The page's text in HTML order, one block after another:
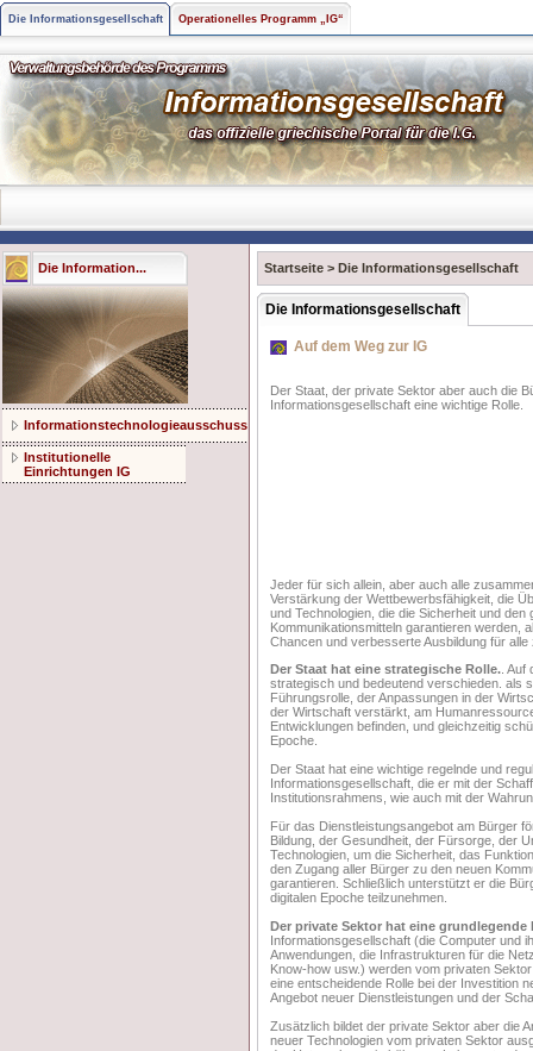
Die Informationsgesellschaft Operationelles Programm „IG“
Die Information...
Informationstechnologieausschuss
Institutionelle
Einrichtungen IG
Startseite > Die Informationsgesellschaft
Die Informationsgesellschaft
Auf dem Weg zur IG
Der Staat, der private Sektor aber auch die
Informationsgesellschaft eine wichtige Rolle.
Jeder für sich allein, aber auch alle
Verstärkung der Wettbewerbsfähigkeit, die
und Technologien, die die Sicherheit und
Kommunikationsmitteln garantieren werden,
Chancen und verbesserte Ausbildung für alle
Der Staat hat eine strategische Rolle. .
strategisch und bedeutend verschieden. als
Führungsrolle, der Anpassungen in der
der Wirtschaft verstärkt, am
Entwicklungen befinden, und gleichzeitig
Epoche.
Der Staat hat eine wichtige regelnde und
Informationsgesellschaft, die er mit der
Institutionsrahmens, wie auch mit der
Für das Dienstleistungsangebot am Bürger
Bildung, der Gesundheit, der Fürsorge, der
Technologien, um die Sicherheit, das
den Zugang aller Bürger zu den neuen
garantieren. Schließlich unterstützt er die
digitalen Epoche teilzunehmen.
Der private Sektor hat eine grundlegende
Informationsgesellschaft (die Computer und
Anwendungen, die Infrastrukturen für die
Know-how usw.) werden vom privaten
eine entscheidende Rolle bei der Investition
Angebot neuer Dienstleistungen und der
Zusätzlich bildet der private Sektor aber die
neuer Technologien vom privaten Sektor